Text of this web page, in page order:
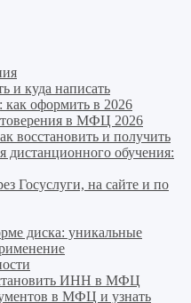
и куда написать
оформить в 2026
в МФЦ 2026
восстановить и получить
дистанционного обучения:
Госуслуги, на сайте и по
диска: уникальные
ИНН в МФЦ
в МФЦ и узнать